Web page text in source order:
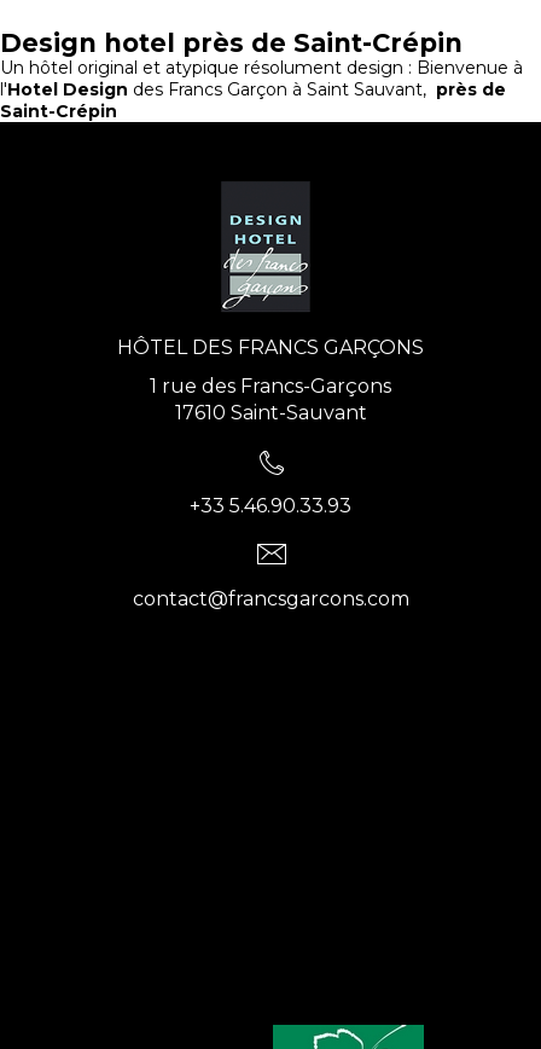
Design hotel près de Saint-Crépin
Un hôtel original et atypique résolument design : Bienvenue à
l'Hotel Design des Francs Garçon à Saint Sauvant, près de
Saint-Crépin
HÔTEL DES FRANCS GARÇONS
1 rue des Francs-Garçons
17610 Saint-Sauvant
+33 5.46.90.33.93
contact@francsgarcons.com